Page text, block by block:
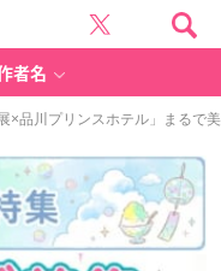
者名
×品川プリンスホテル」まるで